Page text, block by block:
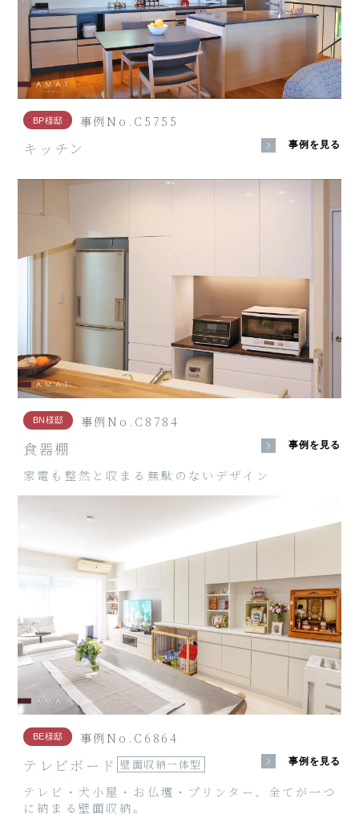
BP様邸 事例No.C5755
キッチン 事例を見る
BN様邸 事例No.C8784
食器棚 事例を見る
家電も整然と収まる無駄のないデザイン
BE様邸 事例No.C6864
テレビボード 壁面収納一体型 事例を見る
テレビ・犬小屋・お仏壇・プリンター、全てが一つ
に納まる壁面収納。